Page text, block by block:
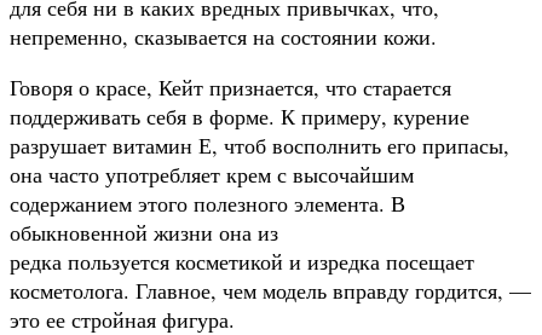
для себя ни в каких вредных привычках, что,
непременно, сказывается на состоянии кожи.
Говоря о красе, Кейт признается, что старается
поддерживать себя в форме. К примеру, курение
разрушает витамин Е, чтоб восполнить его припасы,
она часто употребляет крем с высочайшим
содержанием этого полезного элемента. В
обыкновенной жизни она из
редка пользуется косметикой и изредка посещает
косметолога. Главное, чем модель вправду гордится, —
это ее стройная фигура.